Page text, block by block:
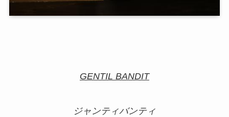
GENTIL BANDIT
ジャンティバンティ